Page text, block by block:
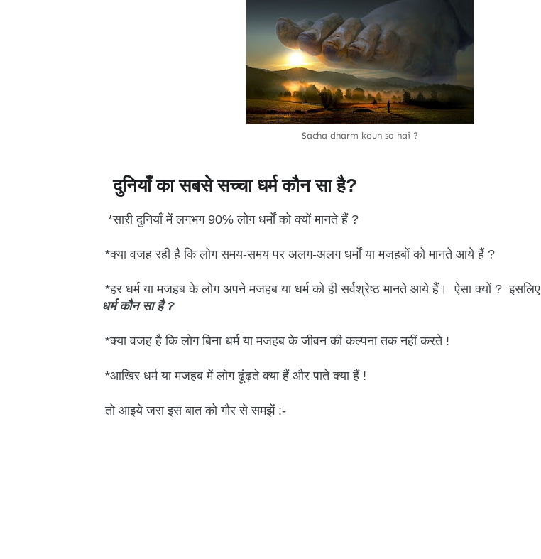
Sacha dharm koun sa hai ?
दुनियाँ का सबसे सच्चा धर्म कौन सा है?
*सारी दुनियाँ में लगभग 90% लोग धर्मों को क्यों मानते हैं ?
*क्या वजह रही है कि लोग समय-समय पर अलग-अलग धर्मों या मजहबों को मानते आये हैं ?
*हर धर्म या मजहब के लोग अपने मजहब या धर्म को ही सर्वश्रेष्ठ मानते आये हैं। ऐसा क्यों ? इसलिए
धर्म कौन सा है ?
*क्या वजह है कि लोग बिना धर्म या मजहब के जीवन की कल्पना तक नहीं करते !
*आखिर धर्म या मजहब में लोग ढूंढ़ते क्या हैं और पाते क्या हैं !
तो आइये जरा इस बात को गौर से समझें :-